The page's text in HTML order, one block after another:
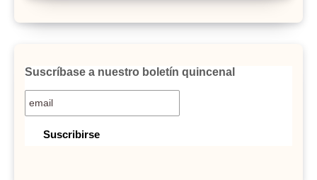
Suscríbase a nuestro boletín quincenal